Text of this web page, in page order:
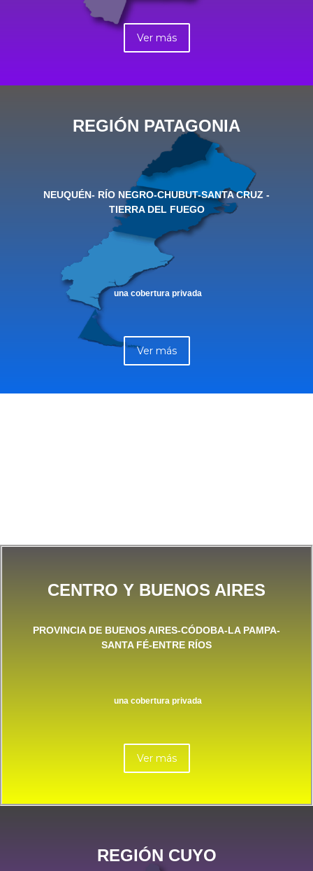
Ver más
REGIÓN PATAGONIA
NEUQUÉN- RÍO NEGRO-CHUBUT-SANTA CRUZ -
TIERRA DEL FUEGO
una cobertura privada
Ver más
CENTRO Y BUENOS AIRES
PROVINCIA DE BUENOS AIRES-CÓDOBA-LA PAMPA-
SANTA FÉ-ENTRE RÍOS
una cobertura privada
Ver más
REGIÓN CUYO